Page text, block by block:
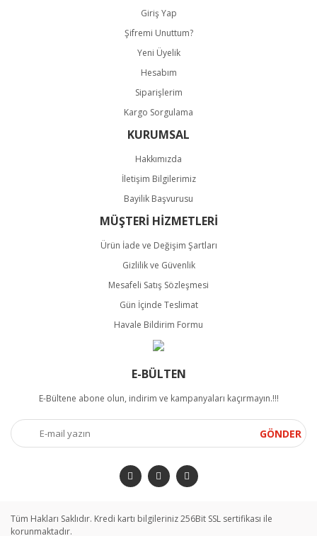
Gönder
Giriş Yap
Şifremi Unuttum?
Yeni Üyelik
Hesabım
Siparişlerim
Kargo Sorgulama
KURUMSAL
Hakkımızda
İletişim Bilgilerimiz
Bayilik Başvurusu
MÜŞTERİ HİZMETLERİ
Ürün İade ve Değişim Şartları
Gizlilik ve Güvenlik
Mesafeli Satış Sözleşmesi
Gün İçinde Teslimat
Havale Bildirim Formu
E-BÜLTEN
E-Bültene abone olun, indirim ve kampanyaları kaçırmayın.!!!
GÖNDER
Tüm Hakları Saklıdır. Kredi kartı bilgileriniz 256Bit SSL sertifikası ile
korunmaktadır.